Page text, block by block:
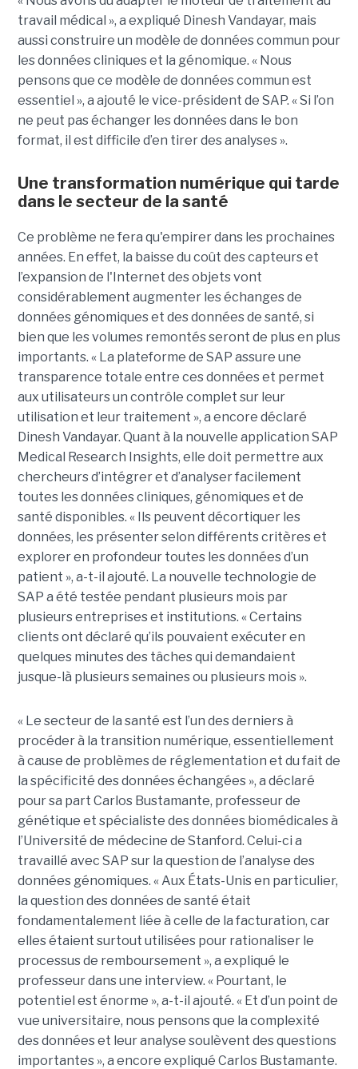
travail médical », a expliqué Dinesh Vandayar, mais
aussi construire un modèle de données commun pour
les données cliniques et la génomique. « Nous
pensons que ce modèle de données commun est
essentiel », a ajouté le vice-président de SAP. « Si l’on
ne peut pas échanger les données dans le bon
format, il est difficile d’en tirer des analyses ».
Une transformation numérique qui tarde
dans le secteur de la santé
Ce problème ne fera qu'empirer dans les prochaines
années. En effet, la baisse du coût des capteurs et
l’expansion de l'Internet des objets vont
considérablement augmenter les échanges de
données génomiques et des données de santé, si
bien que les volumes remontés seront de plus en plus
importants. « La plateforme de SAP assure une
transparence totale entre ces données et permet
aux utilisateurs un contrôle complet sur leur
utilisation et leur traitement », a encore déclaré
Dinesh Vandayar. Quant à la nouvelle application SAP
Medical Research Insights, elle doit permettre aux
chercheurs d’intégrer et d’analyser facilement
toutes les données cliniques, génomiques et de
santé disponibles. « Ils peuvent décortiquer les
données, les présenter selon différents critères et
explorer en profondeur toutes les données d’un
patient », a-t-il ajouté. La nouvelle technologie de
SAP a été testée pendant plusieurs mois par
plusieurs entreprises et institutions. « Certains
clients ont déclaré qu’ils pouvaient exécuter en
quelques minutes des tâches qui demandaient
jusque-là plusieurs semaines ou plusieurs mois ».
« Le secteur de la santé est l’un des derniers à
procéder à la transition numérique, essentiellement
à cause de problèmes de réglementation et du fait de
la spécificité des données échangées », a déclaré
pour sa part Carlos Bustamante, professeur de
génétique et spécialiste des données biomédicales à
l’Université de médecine de Stanford. Celui-ci a
travaillé avec SAP sur la question de l’analyse des
données génomiques. « Aux États-Unis en particulier,
la question des données de santé était
fondamentalement liée à celle de la facturation, car
elles étaient surtout utilisées pour rationaliser le
processus de remboursement », a expliqué le
professeur dans une interview. « Pourtant, le
potentiel est énorme », a-t-il ajouté. « Et d’un point de
vue universitaire, nous pensons que la complexité
des données et leur analyse soulèvent des questions
importantes », a encore expliqué Carlos Bustamante.